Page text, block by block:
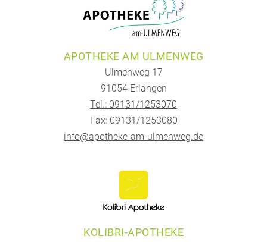
APOTHEKE AM ULMENWEG
Ulmenweg 17
91054 Erlangen
Tel.: 09131/1253070
Fax: 09131/1253080
info@apotheke-am-ulmenweg.de
KOLIBRI-APOTHEKE